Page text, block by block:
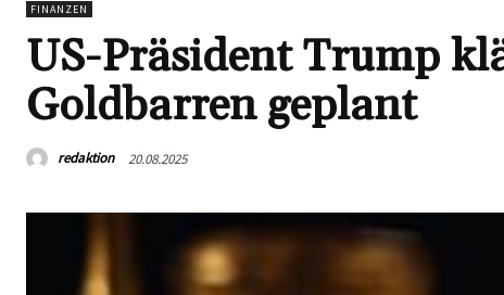
FINANZEN
US-Präsident Trump
Goldbarren geplant
redaktion 20.08.2025